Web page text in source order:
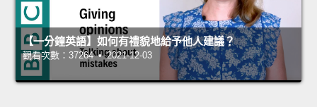
【一分鐘英語】如何有禮貌地給予他人建議？
觀看次數：37264 • 2021-12-03